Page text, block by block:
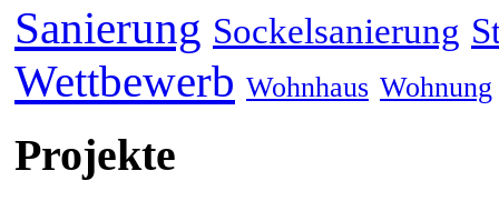
Sanierung Sockelsanierung
Wettbewerb Wohnhaus Wohnung
Projekte